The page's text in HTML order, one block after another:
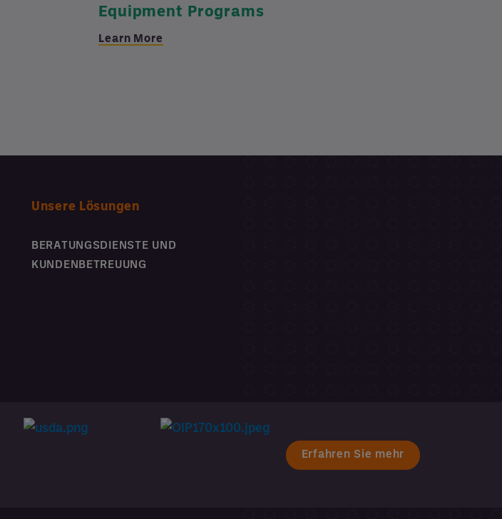
Equipment Programs
Learn More
Unsere Lösungen
BERATUNGSDIENSTE UND
KUNDENBETREUUNG
Erfahren Sie mehr